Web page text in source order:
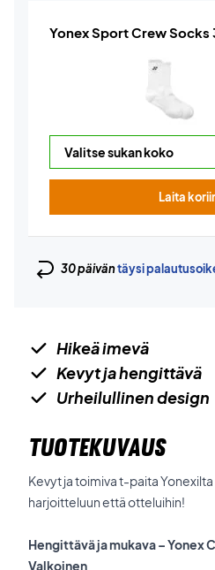
Yonex Sport Crew
Laita
30 päiväntäysi
Hikeä imevä
Kevyt ja hengittävä
Urheilullinen design
TUOTEKUVAUS
Kevyt ja toimiva t-paita Yonexilta
harjoitteluun että otteluihin!
Hengittävä ja mukava – Yonex
Valkoinen